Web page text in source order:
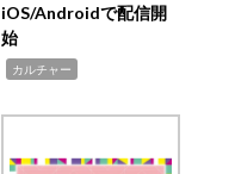
iOS/Androidで配信開
始
カルチャー